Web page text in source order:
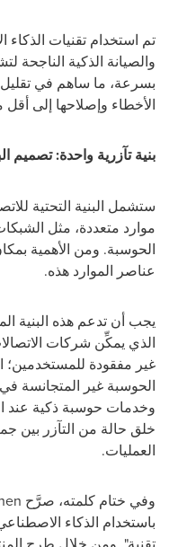
تم استخدام تقنيات
والصيانة الذكية الناجحة
بسرعة، ما ساهم في
الأخطاء وإصلاحها إلى أقل من 30
بنية تآزرية واحدة: تصميم
ستشمل البنية التحتية
موارد متعددة، مثل
الحوسبة. ومن الأهمية
عناصر الموارد هذه.
يجب أن تدعم هذه البنية
الذي يمكِّن شركات
غير مفقودة للمستخدمين؛
الحوسبة غير المتجانسة
وخدمات حوسبة ذكية عند
خلق حالة من التآزر بين
العمليات.
وفي ختام كلمته، صرَّح
باستخدام الذكاء
تقنية". ومن خلال طرح